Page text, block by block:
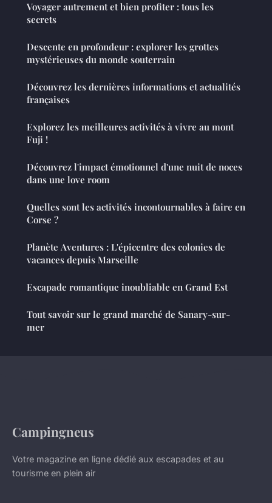
Voyager autrement et bien profiter : tous les
secrets
Descente en profondeur : explorer les grottes
mystérieuses du monde souterrain
Découvrez les dernières informations et actualités
françaises
Explorez les meilleures activités à vivre au mont
Fuji !
Découvrez l'impact émotionnel d'une nuit de noces
dans une love room
Quelles sont les activités incontournables à faire en
Corse ?
Planète Aventures : L'épicentre des colonies de
vacances depuis Marseille
Escapade romantique inoubliable en Grand Est
Tout savoir sur le grand marché de Sanary-sur-
mer
Campingneus
Votre magazine en ligne dédié aux escapades et au
tourisme en plein air